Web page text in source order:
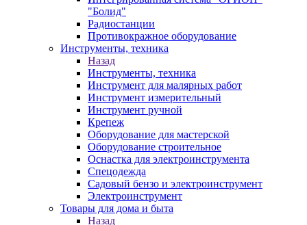
"Болид"
Радиостанции
Противокражное оборудование
Инструменты, техника
Назад
Инструменты, техника
Инструмент для малярных работ
Инструмент измерительный
Инструмент ручной
Крепеж
Оборудование для мастерской
Оборудование строительное
Оснастка для электроинструмента
Спецодежда
Садовый бензо и электроинструмент
Электроинструмент
Товары для дома и быта
Назад